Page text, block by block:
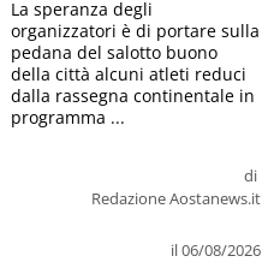
di
Redazione Aostanews.it
il 06/08/2026
La speranza degli
organizzatori è di portare sulla
pedana del salotto buono
della città alcuni atleti reduci
dalla rassegna continentale in
programma ...